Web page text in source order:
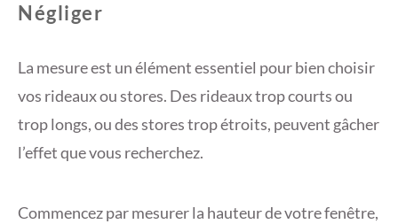
Négliger
La mesure est un élément essentiel pour bien choisir
vos rideaux ou stores. Des rideaux trop courts ou
trop longs, ou des stores trop étroits, peuvent gâcher
l’effet que vous recherchez.
Commencez par mesurer la hauteur de votre fenêtre,